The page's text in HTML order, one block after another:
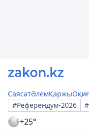
СаясатӘлемҚаржы
#Референдум-2026
+25°